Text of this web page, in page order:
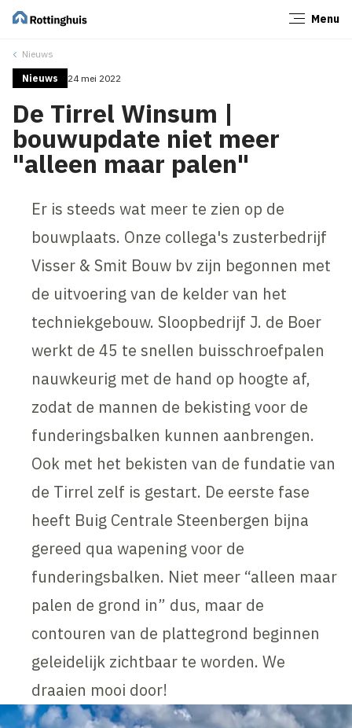
Menu
Nieuws
Nieuws 24 mei 2022
De Tirrel Winsum |
bouwupdate niet meer
"alleen maar palen"
Er is steeds wat meer te zien op de
bouwplaats. Onze collega's zusterbedrijf
Visser & Smit Bouw bv zijn begonnen met
de uitvoering van de kelder van het
techniekgebouw. Sloopbedrijf J. de Boer
werkt de 45 te snellen buisschroefpalen
nauwkeurig met de hand op hoogte af,
zodat de mannen de bekisting voor de
funderingsbalken kunnen aanbrengen.
Ook met het bekisten van de fundatie van
de Tirrel zelf is gestart. De eerste fase
heeft Buig Centrale Steenbergen bijna
gereed qua wapening voor de
funderingsbalken. Niet meer “alleen maar
palen de grond in” dus, maar de
contouren van de plattegrond beginnen
geleidelijk zichtbaar te worden. We
draaien mooi door!
Sluiten